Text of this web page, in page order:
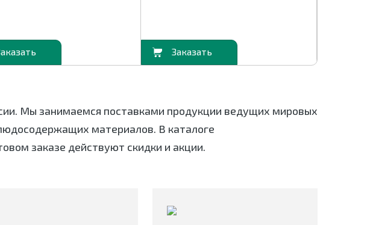
В корзину
Мы занимаемся поставками продукции ведущих мировых
материалов. В каталоге
заказе действуют скидки и акции.